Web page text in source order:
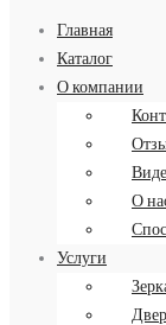
Заказать обратный
8 (499) 34-34-713
Главная
Каталог
О компании
О
Услуги